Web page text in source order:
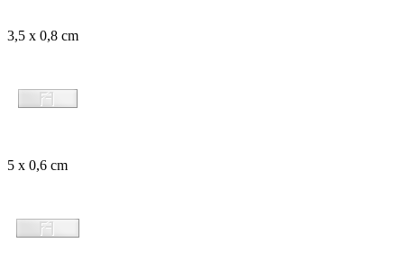
3,5 x 0,8 cm
5 x 0,6 cm